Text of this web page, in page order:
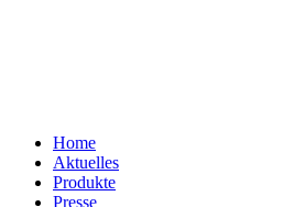
Home
Aktuelles
Produkte
Presse